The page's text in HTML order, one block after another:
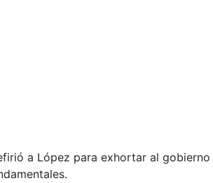
a López para exhortar al